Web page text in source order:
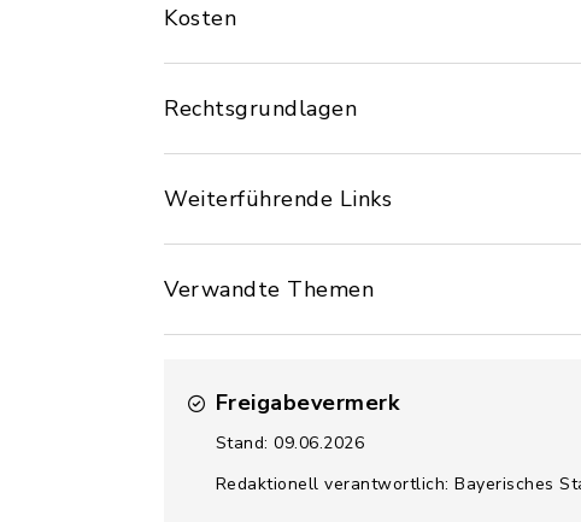
Kosten
Rechtsgrundlagen
Weiterführende Links
Verwandte Themen
Freigabevermerk
Stand: 09.06.2026
Redaktionell verantwortlich: Bayerisches